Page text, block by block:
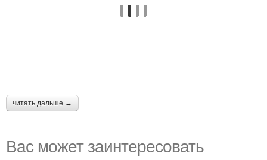
читать дальше →
Вас может заинтересовать